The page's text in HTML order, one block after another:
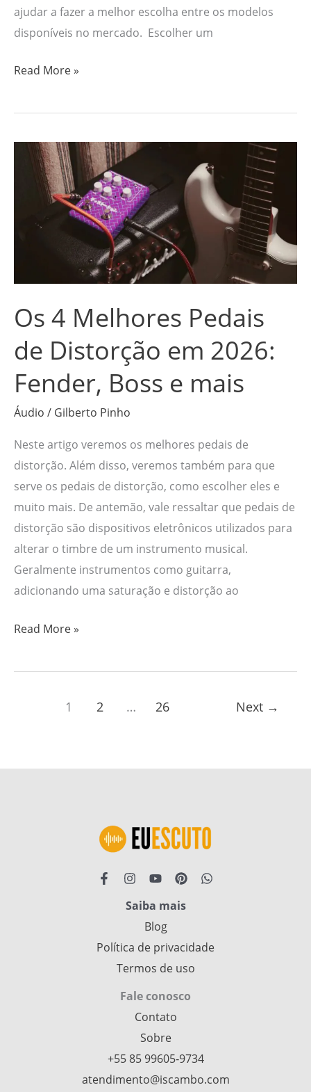
ajudar a fazer a melhor escolha entre os modelos
disponíveis no mercado. Escolher um
Read More »
Os 4 Melhores Pedais
de Distorção em 2026:
Fender, Boss e mais
Áudio / Gilberto Pinho
Neste artigo veremos os melhores pedais de
distorção. Além disso, veremos também para que
serve os pedais de distorção, como escolher eles e
muito mais. De antemão, vale ressaltar que pedais de
distorção são dispositivos eletrônicos utilizados para
alterar o timbre de um instrumento musical.
Geralmente instrumentos como guitarra,
adicionando uma saturação e distorção ao
Melhores
Fender,
Boss
e
mais
Read More »
1 2 … 26 Next →
Saiba mais
Blog
Política de privacidade
Termos de uso
Fale conosco
Contato
Sobre
+55 85 99605‑9734
atendimento@iscambo.com